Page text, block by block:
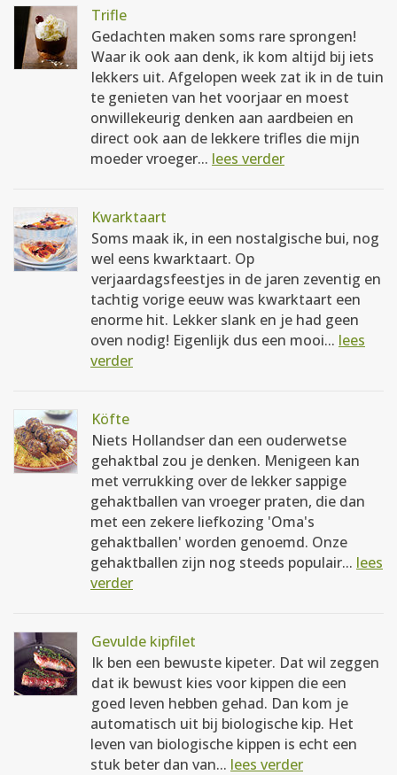
Trifle
Gedachten maken soms rare sprongen!
Waar ik ook aan denk, ik kom altijd bij iets
lekkers uit. Afgelopen week zat ik in de tuin
te genieten van het voorjaar en moest
onwillekeurig denken aan aardbeien en
direct ook aan de lekkere trifles die mijn
moeder vroeger... lees verder
Kwarktaart
Soms maak ik, in een nostalgische bui, nog
wel eens kwarktaart. Op
verjaardagsfeestjes in de jaren zeventig en
tachtig vorige eeuw was kwarktaart een
enorme hit. Lekker slank en je had geen
oven nodig! Eigenlijk dus een mooi... lees
verder
Köfte
Niets Hollandser dan een ouderwetse
gehaktbal zou je denken. Menigeen kan
met verrukking over de lekker sappige
gehaktballen van vroeger praten, die dan
met een zekere liefkozing 'Oma's
gehaktballen' worden genoemd. Onze
gehaktballen zijn nog steeds populair... lees
verder
Gevulde kipfilet
Ik ben een bewuste kipeter. Dat wil zeggen
dat ik bewust kies voor kippen die een
goed leven hebben gehad. Dan kom je
automatisch uit bij biologische kip. Het
leven van biologische kippen is echt een
stuk beter dan van... lees verder